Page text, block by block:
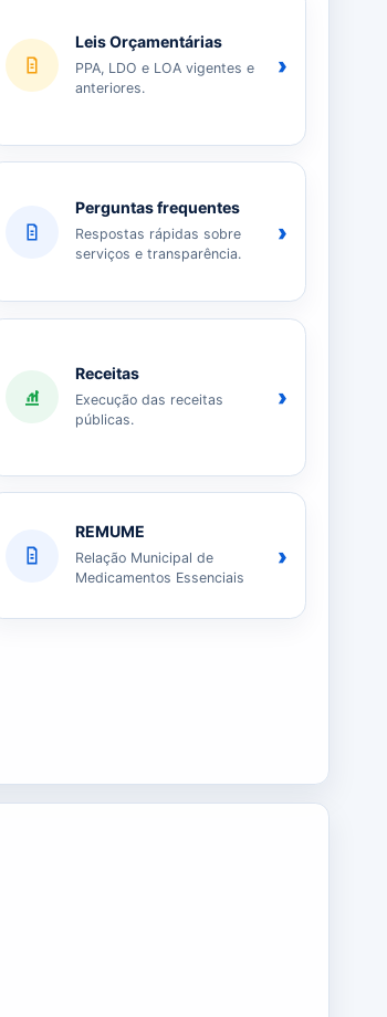
Leis Orçamentárias
PPA, LDO e LOA vigentes e
anteriores.
›
Perguntas frequentes
Respostas rápidas sobre
serviços e transparência.
›
Receitas
Execução das receitas
públicas.
›
REMUME
Relação Municipal de
Medicamentos Essenciais
›